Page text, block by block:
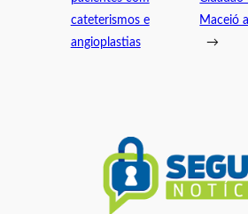
cateterismos e
angioplastias
Maceió
→